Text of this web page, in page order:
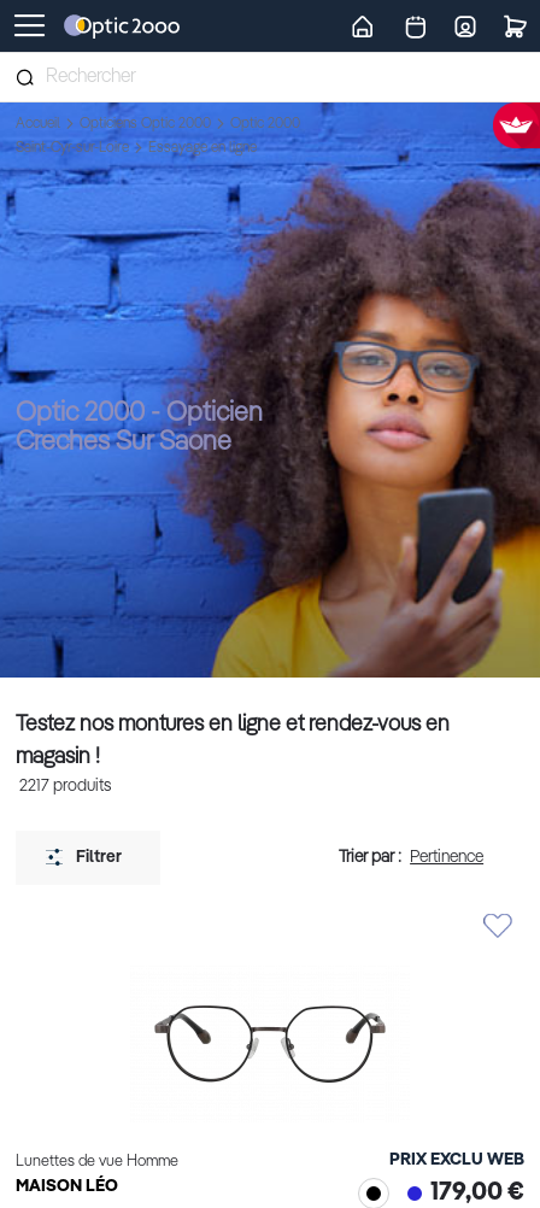
Retour vers la page d'accueil
Accueil Opticiens Optic 2000
Optic 2000
Saint-Cyr-sur-Loire
Essayage en ligne
Optic 2000 - Opticien
Creches Sur Saone
Testez nos montures en ligne et rendez-vous en
magasin !
2217 produits
Lunettes de vue Homme
MAISON LÉO
PRIX EXCLU WEB
179,00 €
Filtrer Trier par :